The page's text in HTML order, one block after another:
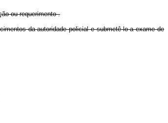
ou requerimento .
da autoridade policial e submetê-lo a exame de